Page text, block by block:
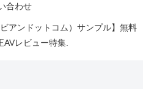
合わせ
アンドットコム）サンプル】無料
AVレビュー特集.